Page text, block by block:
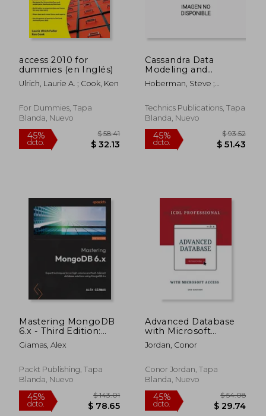
40% $ 100.86 45%
dcto.
access 2010 for
dummies (en Inglés)
Ulrich, Laurie A. ; Cook, Ken
For Dummies, Tapa
Blanda, Nuevo
Cassandra Data
Modeling and
Schema Design (en
Inglés)
Hoberman, Steve ;
Technics Publications, Tapa
Blanda, Nuevo
Mastering MongoDB
6.x - Third Edition:
Expert techniques to
run high-volume and
database solutions
using MongoDB 6.x
Giamas, Alex
Packt Publishing, Tapa
Blanda, Nuevo
Advanced Database
with Microsoft
Access: ICDL
Professional (en
Jordan, Conor
Conor Jordan, Tapa
Blanda, Nuevo